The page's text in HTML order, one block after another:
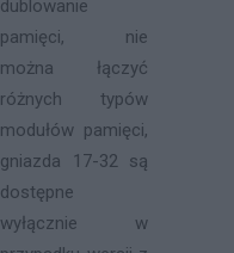
dublowanie
pamięci, nie
można łączyć
różnych typów
modułów pamięci,
gniazda 17-32 są
dostępne
wyłącznie w